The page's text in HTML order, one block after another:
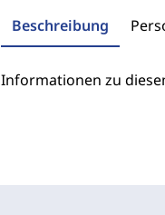
Beschreibung
Informationen zu